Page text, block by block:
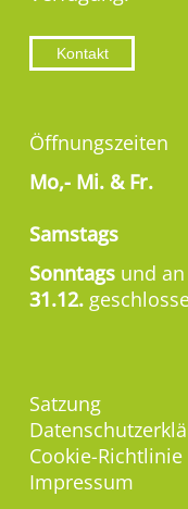
Kontakt
Öffnungszeiten
Mo,- Mi. & Fr.
Samstags
Sonntags und an
31.12.
Satzung
Cookie-Richtlinie
Impressum